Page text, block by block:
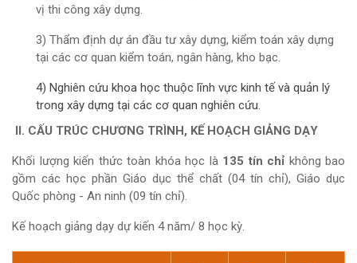
vị thi công xây dựng.
3) Thẩm định dự án đầu tư xây dựng, kiểm toán xây dựng
tại các cơ quan kiểm toán, ngân hàng, kho bạc.
4) Nghiên cứu khoa học thuộc lĩnh vực kinh tế và quản lý
trong xây dựng tại các cơ quan nghiên cứu.
II. CẤU TRÚC CHƯƠNG TRÌNH, KẾ HOẠCH GIẢNG DẠY
Khối lượng kiến thức toàn khóa học là 135 tín chỉ không bao
gồm các học phần Giáo dục thể chất (04 tín chỉ), Giáo dục
Quốc phòng - An ninh (09 tín chỉ).
Kế hoạch giảng dạy dự kiến 4 năm/ 8 học kỳ.